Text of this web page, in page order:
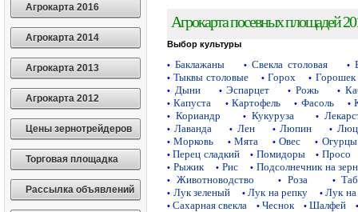
Агрокарта 2016
Агрокарта 2014
Агрокарта 2013
Агрокарта 2012
Цены зернотрейдеров
Торговая площадка
Рассылка объявлений
Агрокарта посевных площадей
Выбор культуры
• Баклажаны • Свекла столовая •
• Тыквы столовые • Горох • Горошек
• Дыни • Эспарцет • Рожь •
• Капуста • Картофель • Фасоль •
• Кориандр • Кукуруза •
• Лаванда • Лен • Люпин •
• Морковь • Мята • Овес • Огурцы
• Перец сладкий • Помидоры • Просо
• Рыжик • Рис • Подсолнечник на
• Животноводство • Роза •
• Лук зеленый • Лук на репку • Лук на
• Сахарная свекла • Чеснок • Шалфей •